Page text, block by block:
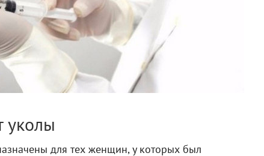
уколы
для тех женщин, у которых был